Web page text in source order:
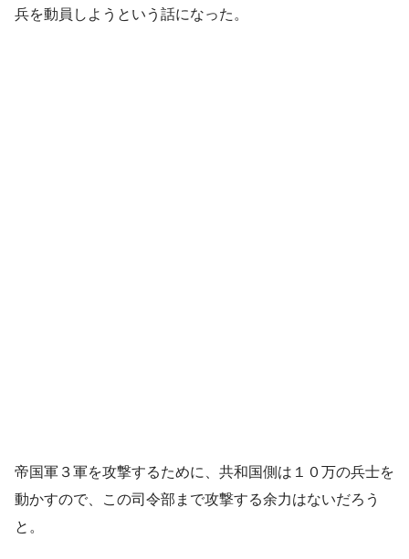
兵を動員しようという話になった。
帝国軍３軍を攻撃するために、共和国側は１０万の兵士を
動かすので、この司令部まで攻撃する余力はないだろう
と。